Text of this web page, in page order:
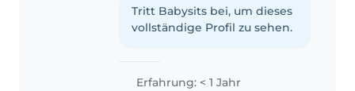
Geschwister im Alter von 13,9
und 6Jahren und habe schon oft
Tritt Babysits bei, um dieses
vollständige Profil zu sehen.
Erfahrung: < 1 Jahr